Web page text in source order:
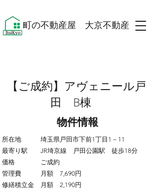
​町の不動産屋 大京不動産 ​
​【ご成約】アヴェニール戸
田 B棟
​物件情報
所在地 埼玉県戸田市下前1丁目1－11
最寄り駅 JR埼京線 戸田公園駅 徒歩18分
価格 ご成約
管理費 月額 7,690円
修繕積立金 月額 2,190円